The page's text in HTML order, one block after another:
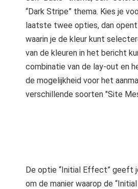
“Dark Stripe” thema. Kies je
laatste twee opties, dan
waarin je de kleur kunt
van de kleuren in het bericht
combinatie van de lay-out en
de mogelijkheid voor het
verschillende soorten "Site
De optie “Initial Effect” geeft
om de manier waarop de